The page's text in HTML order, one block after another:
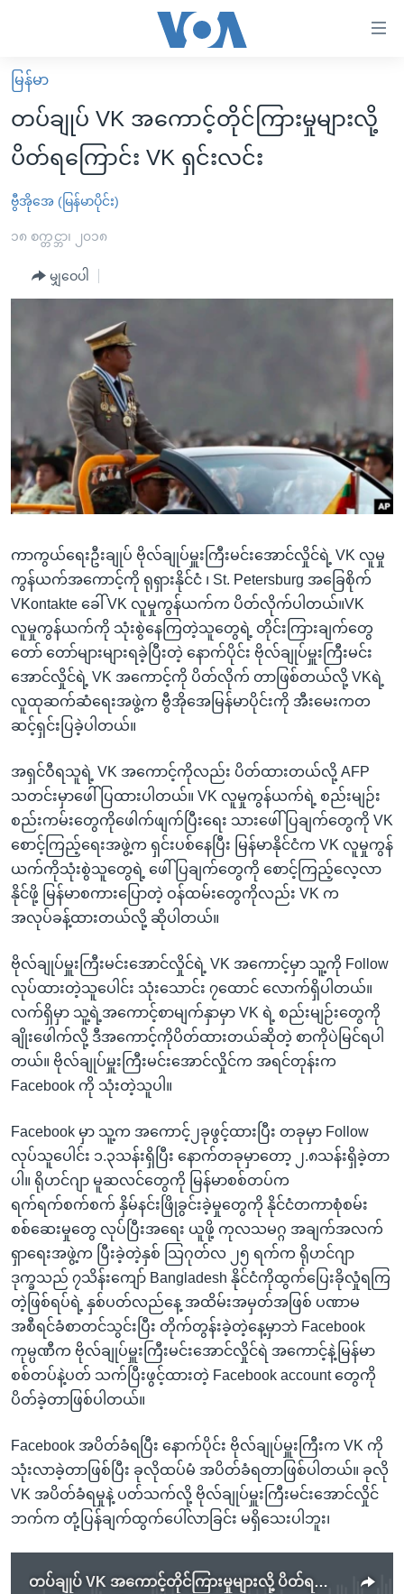
လွယ်ကူ
စေ
သည့်
များ
ပင်မ
စာမျက်နှာ
သို့
ကျော်
ရန်
ရှာဖွေ
ရန်
နေရာ
သို့
ကျော်
ရန်
မူလစာမျက်နှာ
မြန်မာ
ကမ္ဘာ့သတင်းများ
နိုင်ငံတကာ
အစ္စရေး-ပါလက်စတိုင်း
ဗွီဒီယို
အင်္ဂလိပ်စာလေ့လာမယ်
အမေရိကန်သုံးအီဒီယံ
မကြေးမုံရဲ့ အင်္ဂလိပ်စာ
ရုပ်ရှင်ထဲက အင်္ဂလိပ်စာ
သုတပဒေသာ အင်္ဂလိပ်စာ
အပတ်စဉ်ကဏ္ဍများ
ရေဒီယိုနှင့်ရုပ်သံ အချက်အလက်များ
ရေဒီယို/တီဗွီအစီအစဉ်
Learning English
ဗွီအိုအေ လူမှုကွန်ယက်များ
ဘာသာစကားများ
မြန်မာ
တပ်ချုပ် VK အကောင့်တိုင်ကြားမှုများလို့
ပိတ်ရကြောင်း VK ရှင်းလင်း
ဗွီအိုအေ (မြန်မာပိုင်း)
၁၈ စက္တင္ဘာ၊ ၂၀၁၈
မျှဝေပါ
ကာကွယ်ရေးဦးချုပ် ဗိုလ်ချုပ်မှူးကြီးမင်းအောင်လှိုင်ရဲ့ VK လူမှု
ကွန်ယက်အကောင့်ကို ရုရှားနိုင်ငံ ၊ St. Petersburg အခြေစိုက်
VKontakte ခေါ် VK လူမှုကွန်ယက်က ပိတ်လိုက်ပါတယ်။VK
လူမှုကွန်ယက်ကို သုံးစွဲနေကြတဲ့သူတွေရဲ့ တိုင်းကြားချက်တွေ
တော် တော်များများရခဲ့ပြီးတဲ့ နောက်ပိုင်း ဗိုလ်ချုပ်မှူးကြီးမင်း
အောင်လှိုင်ရဲ့ VK အကောင့်ကို ပိတ်လိုက် တာဖြစ်တယ်လို့ VKရဲ့
လူထုဆက်ဆံရေးအဖွဲ့က ဗွီအိုအေမြန်မာပိုင်းကို အီးမေးကတ
ဆင့်ရှင်းပြခဲ့ပါတယ်။
အရှင်ဝီရသူရဲ့ VK အကောင့်ကိုလည်း ပိတ်ထားတယ်လို့ AFP
သတင်းမှာဖေါ်ပြထားပါတယ်။ VK လူမှုကွန်ယက်ရဲ့ စည်းမျဉ်း
စည်းကမ်းတွေကိုဖေါက်ဖျက်ပြီးရေး သားဖေါ်ပြချက်တွေကို VK
စောင့်ကြည့်ရေးအဖွဲ့က ရှင်းပစ်နေပြီး မြန်မာနိုင်ငံက VK လူမှုကွန်
ယက်ကိုသုံးစွဲသူတွေရဲ့ ဖေါ်ပြချက်တွေကို စောင့်ကြည့်လေ့လာ
နိုင်ဖို့ မြန်မာစကားပြောတဲ့ ဝန်ထမ်းတွေကိုလည်း VK က
အလုပ်ခန့်ထားတယ်လို့ ဆိုပါတယ်။
ဗိုလ်ချုပ်မှူးကြီးမင်းအောင်လှိုင်ရဲ့ VK အကောင့်မှာ သူ့ကို Follow
လုပ်ထားတဲ့သူပေါင်း သုံးသောင်း ၇ထောင် လောက်ရှိပါတယ်။
လက်ရှိမှာ သူ့ရဲ့အကောင့်စာမျက်နှာမှာ VK ရဲ့ စည်းမျဉ်းတွေကို
ချိုးဖေါက်လို့ ဒီအကောင့်ကိုပိတ်ထားတယ်ဆိုတဲ့ စာကိုပဲမြင်ရပါ
တယ်။ ဗိုလ်ချုပ်မှူးကြီးမင်းအောင်လှိုင်က အရင်တုန်းက
Facebook ကို သုံးတဲ့သူပါ။
Facebook မှာ သူ့က အကောင့်၂ခုဖွင့်ထားပြီး တခုမှာ Follow
လုပ်သူပေါင်း ၁.၃သန်းရှိပြီး နောက်တခုမှာတော့ ၂.၈သန်းရှိခဲ့တာ
ပါ။ ရိုဟင်ဂျာ မူဆလင်တွေကို မြန်မာစစ်တပ်က
ရက်ရက်စက်စက် နှိမ်နင်းဖြိုခွင်းခဲ့မှုတွေကို နိုင်ငံတကာစုံစမ်း
စစ်ဆေးမှုတွေ လုပ်ပြီးအရေး ယူဖို့ ကုလသမဂ္ဂ အချက်အလက်
ရှာရေးအဖွဲ့က ပြီးခဲ့တဲ့နှစ် သြဂုတ်လ ၂၅ ရက်က ရိုဟင်ဂျာ
ဒုက္ခသည် ၇သိန်းကျော် Bangladesh နိုင်ငံကိုထွက်ပြေးခိုလှုံရကြ
တဲ့ဖြစ်ရပ်ရဲ့ နှစ်ပတ်လည်နေ့ အထိမ်းအမှတ်အဖြစ် ပဏာမ
အစီရင်ခံစာတင်သွင်းပြီး တိုက်တွန်းခဲ့တဲ့နေ့မှာဘဲ Facebook
ကုမ္ပဏီက ဗိုလ်ချုပ်မှူးကြီးမင်းအောင်လှိုင်ရဲ အကောင့်နဲ့မြန်မာ
စစ်တပ်နဲ့ပတ် သက်ပြီးဖွင့်ထားတဲ့ Facebook account တွေကို
ပိတ်ခဲ့တာဖြစ်ပါတယ်။
Facebook အပိတ်ခံရပြီး နောက်ပိုင်း ဗိုလ်ချုပ်မှူးကြီးက VK ကို
သုံးလာခဲ့တာဖြစ်ပြီး ခုလိုထပ်မံ အပိတ်ခံရတာဖြစ်ပါတယ်။ ခုလို
VK အပိတ်ခံရမှုနဲ့ ပတ်သက်လို့ ဗိုလ်ချုပ်မှူးကြီးမင်းအောင်လှိုင်
ဘက်က တုံ့ပြန်ချက်ထွက်ပေါ်လာခြင်း မရှိသေးပါဘူး၊
တပ်ချုပ် VK အကောင့်တိုင်ကြားမှုများလို့ ပိတ်ရကြောင်း VK ရှင်းလင်း